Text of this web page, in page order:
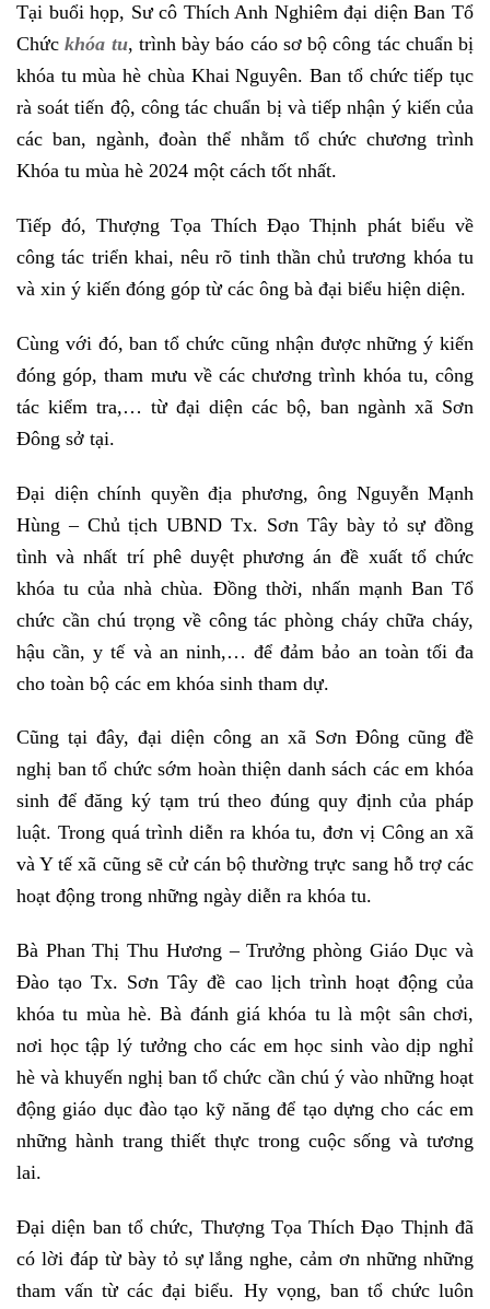
Tại buổi họp, Sư cô Thích Anh Nghiêm đại diện Ban Tổ
Chứckhóa tu, trình bày báo cáo sơ bộ công tác chuẩn bị
khóa tu mùa hè chùa Khai Nguyên. Ban tổ chức tiếp tục
rà soát tiến độ, công tác chuẩn bị và tiếp nhận ý kiến của
các ban, ngành, đoàn thể nhằm tổ chức chương trình
Khóa tu mùa hè 2024 một cách tốt nhất.
Tiếp đó, Thượng Tọa Thích Đạo Thịnh phát biểu về
công tác triển khai, nêu rõ tinh thần chủ trương khóa tu
và xin ý kiến đóng góp từ các ông bà đại biểu hiện diện.
Cùng với đó, ban tổ chức cũng nhận được những ý kiến
đóng góp, tham mưu về các chương trình khóa tu, công
tác kiểm tra,… từ đại diện các bộ, ban ngành xã Sơn
Đông sở tại.
Đại diện chính quyền địa phương, ông Nguyễn Mạnh
Hùng – Chủ tịch UBND Tx. Sơn Tây bày tỏ sự đồng
tình và nhất trí phê duyệt phương án đề xuất tổ chức
khóa tu của nhà chùa. Đồng thời, nhấn mạnh Ban Tổ
chức cần chú trọng về công tác phòng cháy chữa cháy,
hậu cần, y tế và an ninh,… để đảm bảo an toàn tối đa
cho toàn bộ các em khóa sinh tham dự.
Cũng tại đây, đại diện công an xã Sơn Đông cũng đề
nghị ban tổ chức sớm hoàn thiện danh sách các em khóa
sinh để đăng ký tạm trú theo đúng quy định của pháp
luật. Trong quá trình diễn ra khóa tu, đơn vị Công an xã
và Y tế xã cũng sẽ cử cán bộ thường trực sang hỗ trợ các
hoạt động trong những ngày diễn ra khóa tu.
Bà Phan Thị Thu Hương – Trưởng phòng Giáo Dục và
Đào tạo Tx. Sơn Tây đề cao lịch trình hoạt động của
khóa tu mùa hè. Bà đánh giá khóa tu là một sân chơi,
nơi học tập lý tưởng cho các em học sinh vào dịp nghỉ
hè và khuyến nghị ban tổ chức cần chú ý vào những hoạt
động giáo dục đào tạo kỹ năng để tạo dựng cho các em
những hành trang thiết thực trong cuộc sống và tương
lai.
Đại diện ban tổ chức, Thượng Tọa Thích Đạo Thịnh đã
có lời đáp từ bày tỏ sự lắng nghe, cảm ơn những những
tham vấn từ các đại biểu. Hy vọng, ban tổ chức luôn